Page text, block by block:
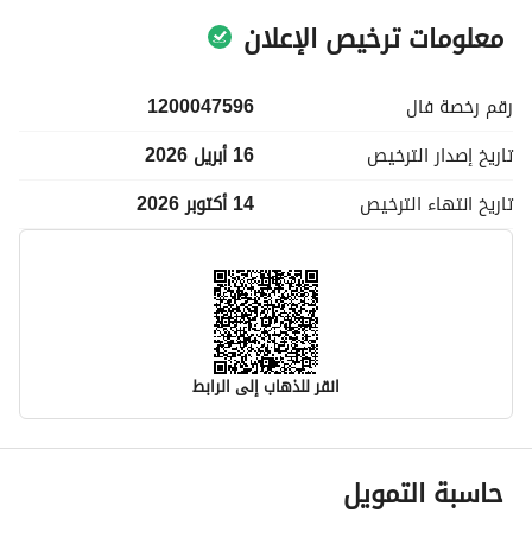
معلومات ترخيص الإعلان
رقم رخصة فال
1200047596
تاريخ إصدار الترخيص
16 أبريل 2026
تاريخ انتهاء الترخيص 14 أكتوبر 2026
انقر للذهاب إلى الرابط
معلومات مسؤول الإعلان
اسم المسؤول
حاسبة التمويل